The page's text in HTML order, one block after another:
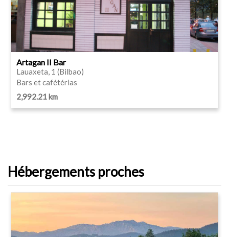
Artagan II Bar
Lauaxeta, 1 (Bilbao)
Bars et cafétérias
2,992.21 km
Hébergements proches